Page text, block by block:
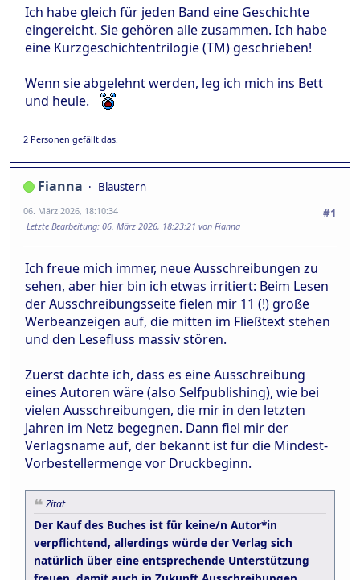
Ich habe gleich für jeden Band eine Geschichte
eingereicht. Sie gehören alle zusammen. Ich habe
eine Kurzgeschichtentrilogie (TM) geschrieben!
Wenn sie abgelehnt werden, leg ich mich ins Bett
und heule.
2 Personen gefällt das.
Fianna
Blaustern
#1
06. März 2026, 18:10:34
Letzte Bearbeitung: 06. März 2026, 18:23:21 von Fianna
Ich freue mich immer, neue Ausschreibungen zu
sehen, aber hier bin ich etwas irritiert: Beim Lesen
der Ausschreibungsseite fielen mir 11 (!) große
Werbeanzeigen auf, die mitten im Fließtext stehen
und den Lesefluss massiv stören.
Zuerst dachte ich, dass es eine Ausschreibung
eines Autoren wäre (also Selfpublishing), wie bei
vielen Ausschreibungen, die mir in den letzten
Jahren im Netz begegnen. Dann fiel mir der
Verlagsname auf, der bekannt ist für die Mindest-
Vorbestellermenge vor Druckbeginn.
Zitat
Der Kauf des Buches ist für keine/n Autor*in
verpflichtend, allerdings würde der Verlag sich
natürlich über eine entsprechende Unterstützung